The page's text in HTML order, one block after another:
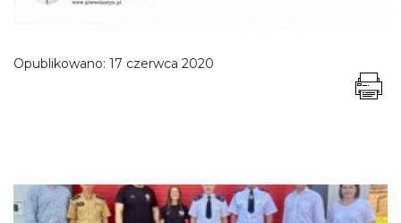
Opublikowano: 17 czerwca 2020